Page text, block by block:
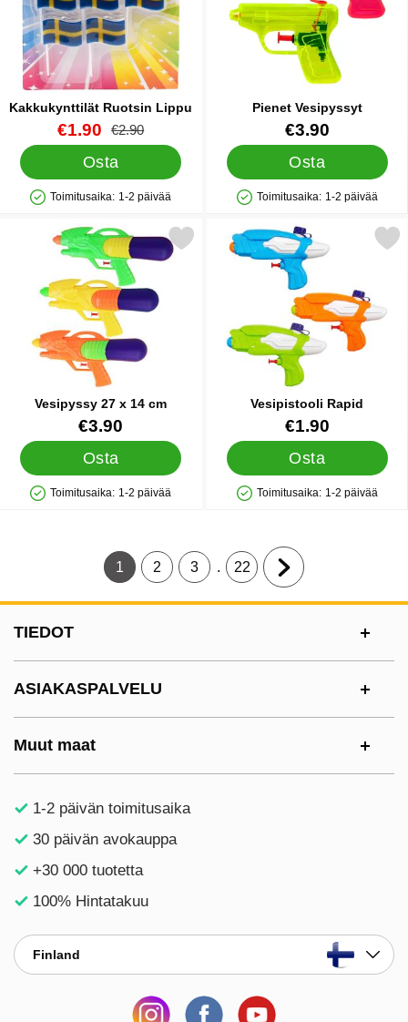
Kakkukynttilät Ruotsin Lippu
Tuote.nro 27853
uusi hinta
€1.90 vanha hinta
€2.90
Osta
Saatavuus: Varastossa
Toimitusaika: 1-2 päivää
Pienet Vesipyssyt
Tuote.nro 34155
€3.90
Osta
Saatavuus: Varastossa
Toimitusaika: 1-2 päivää
Vesipyssy 27 x 14 cm
Tuote.nro 91963
€3.90
Osta
Saatavuus: Varastossa
Toimitusaika: 1-2 päivää
Merkitse vesipyssy 27 x 14 cm suosikiksi
Vesipistooli Rapid
Tuote.nro 35128
€1.90
Osta
Saatavuus: Varastossa
Toimitusaika: 1-2 päivää
Merkitse vesipistooli
Tämänhetkinen sivu, Sivu
1
Siirry sivulle
2
Siirry sivulle
3
.
Siirry sivulle
22
Siirry seuraavalle
TIEDOT
ASIAKASPALVELU
Muut maat
1-2 päivän toimitusaika
30 päivän avokauppa
+30 000 tuotetta
100% Hintatakuu
Finland